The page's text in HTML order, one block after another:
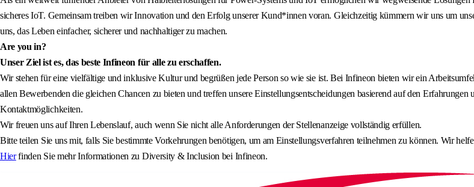
sicheres IoT. Gemeinsam treiben wir Innovation und den Erfolg unserer Kund*innen voran. Gleichzeitig kümmern wir uns um
uns, das Leben einfacher, sicherer und nachhaltiger zu machen.
Are you in?
Unser Ziel ist es, das beste Infineon für alle zu erschaffen.
Wir stehen für eine vielfältige und inklusive Kultur und begrüßen jede Person so wie sie ist. Bei Infineon bieten wir ein
allen Bewerbenden die gleichen Chancen zu bieten und treffen unsere Einstellungsentscheidungen basierend auf den
Kontaktmöglichkeiten.
Wir freuen uns auf Ihren Lebenslauf, auch wenn Sie nicht alle Anforderungen der Stellenanzeige vollständig erfüllen.
Bitte teilen Sie uns mit, falls Sie bestimmte Vorkehrungen benötigen, um am Einstellungsverfahren teilnehmen zu können. Wir
Hierfinden Sie mehr Informationen zu Diversity & Inclusion bei Infineon.